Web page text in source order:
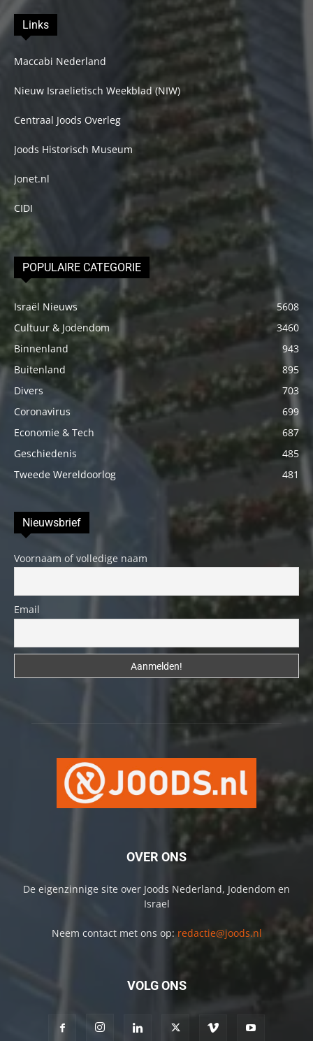
Links
Maccabi Nederland
Nieuw Israelietisch Weekblad (NIW)
Centraal Joods Overleg
Joods Historisch Museum
Jonet.nl
CIDI
POPULAIRE CATEGORIE
Israël Nieuws
5608
Cultuur & Jodendom
3460
Binnenland
943
Buitenland
895
Divers
703
Coronavirus
699
Economie & Tech
687
Geschiedenis
485
Tweede Wereldoorlog
481
Nieuwsbrief
Voornaam of volledige naam
Email
OVER ONS
De eigenzinnige site over Joods Nederland, Jodendom en
Israel
Neem contact met ons op: redactie@joods.nl
VOLG ONS